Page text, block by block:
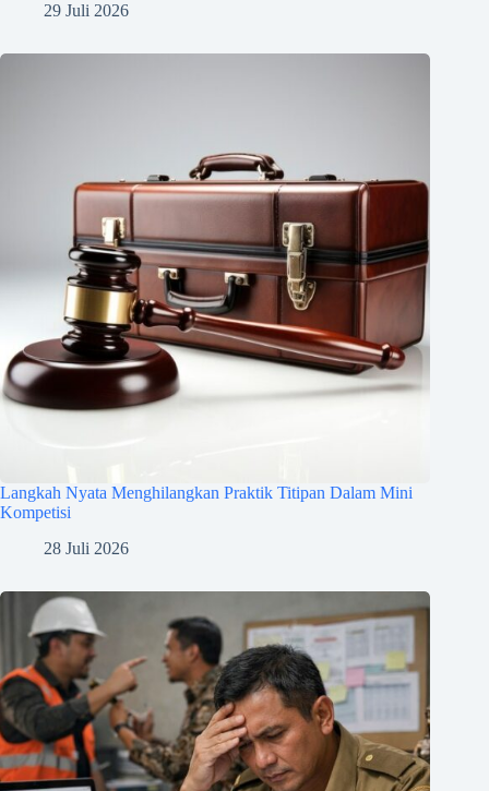
29 Juli 2026
Langkah Nyata Menghilangkan Praktik Titipan Dalam Mini
Kompetisi
28 Juli 2026